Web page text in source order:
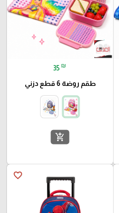
35 ₪
طقم روضة 6 قطع دزني
add_shopping_cart
favorite_border